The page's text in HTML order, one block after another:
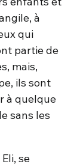
à
qui
partie de
mais,
ils sont
à quelque
sans les
se